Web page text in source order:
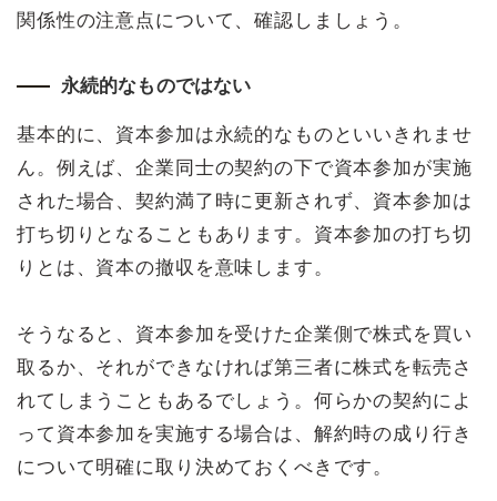
関係性の注意点について、確認しましょう。
永続的なものではない
基本的に、資本参加は永続的なものといいきれませ
ん。例えば、企業同士の契約の下で資本参加が実施
された場合、契約満了時に更新されず、資本参加は
打ち切りとなることもあります。資本参加の打ち切
りとは、資本の撤収を意味します。
そうなると、資本参加を受けた企業側で株式を買い
取るか、それができなければ第三者に株式を転売さ
れてしまうこともあるでしょう。何らかの契約によ
って資本参加を実施する場合は、解約時の成り行き
について明確に取り決めておくべきです。